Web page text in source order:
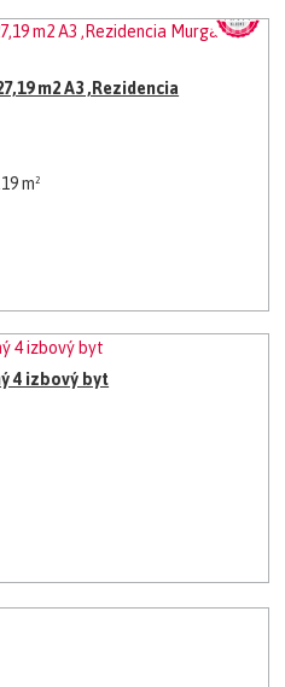
m2 A3 ,Rezidencia
m²
4 izbový byt